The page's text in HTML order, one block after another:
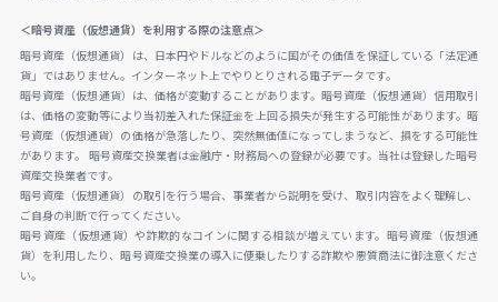
＜暗号資産（仮想通貨）を利用する際の注意点＞
暗号資産（仮想通貨）は、日本円やドルなどのように国がその価値を保証している「法定通
貨」ではありません。インターネット上でやりとりされる電子データです。
暗号資産（仮想通貨）は、価格が変動することがあります。暗号資産（仮想通貨）信用取引
は、価格の変動等により当初差入れた保証金を上回る損失が発生する可能性があります。暗
号資産（仮想通貨）の価格が急落したり、突然無価値になってしまうなど、損をする可能性
があります。 暗号資産交換業者は金融庁・財務局への登録が必要です。当社は登録した暗号
資産交換業者です。
暗号資産（仮想通貨）の取引を行う場合、事業者から説明を受け、取引内容をよく理解し、
ご自身の判断で行ってください。
暗号資産（仮想通貨）や詐欺的なコインに関する相談が増えています。暗号資産（仮想通
貨）を利用したり、暗号資産交換業の導入に便乗したりする詐欺や悪質商法に御注意くださ
い。